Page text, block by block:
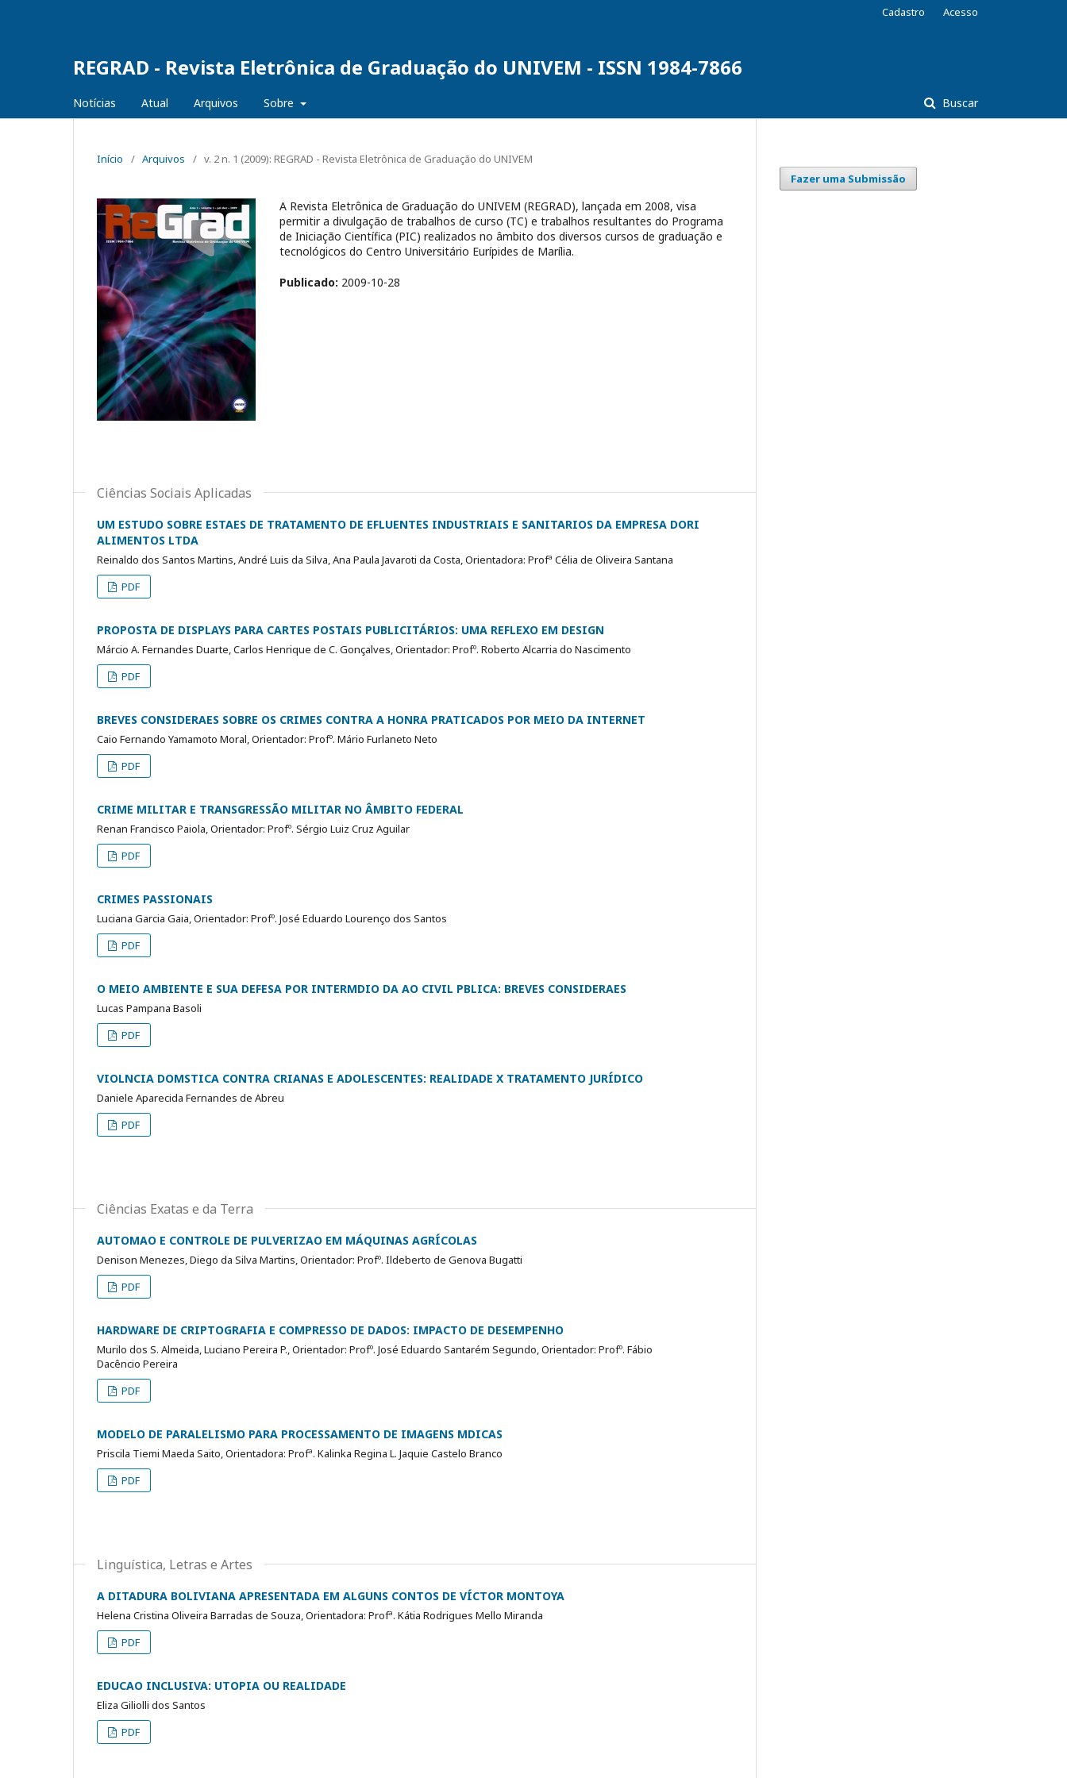
REGRAD - Revista Eletrônica de Graduação do UNIVEM - ISSN 1984-7866
Notícias Atual Arquivos Sobre Buscar
Cadastro Acesso
Início / Arquivos / v. 2 n. 1 (2009): REGRAD - Revista Eletrônica de Graduação do UNIVEM
A Revista Eletrônica de Graduação do UNIVEM (REGRAD), lançada em 2008, visa
permitir a divulgação de trabalhos de curso (TC) e trabalhos resultantes do Programa
de Iniciação Científica (PIC) realizados no âmbito dos diversos cursos de graduação e
tecnológicos do Centro Universitário Eurípides de Marília.
Publicado: 2009-10-28
Ciências Sociais Aplicadas
UM ESTUDO SOBRE ESTAES DE TRATAMENTO DE EFLUENTES INDUSTRIAIS E SANITARIOS DA EMPRESA DORI
ALIMENTOS LTDA
Reinaldo dos Santos Martins, André Luis da Silva, Ana Paula Javaroti da Costa, Orientadora: Profª Célia de Oliveira Santana
PDF
PROPOSTA DE DISPLAYS PARA CARTES POSTAIS PUBLICITÁRIOS: UMA REFLEXO EM DESIGN
Márcio A. Fernandes Duarte, Carlos Henrique de C. Gonçalves, Orientador: Profº. Roberto Alcarria do Nascimento
PDF
BREVES CONSIDERAES SOBRE OS CRIMES CONTRA A HONRA PRATICADOS POR MEIO DA INTERNET
Caio Fernando Yamamoto Moral, Orientador: Profº. Mário Furlaneto Neto
PDF
CRIME MILITAR E TRANSGRESSÃO MILITAR NO ÂMBITO FEDERAL
Renan Francisco Paiola, Orientador: Profº. Sérgio Luiz Cruz Aguilar
PDF
CRIMES PASSIONAIS
Luciana Garcia Gaia, Orientador: Profº. José Eduardo Lourenço dos Santos
PDF
O MEIO AMBIENTE E SUA DEFESA POR INTERMDIO DA AO CIVIL PBLICA: BREVES CONSIDERAES
Lucas Pampana Basoli
PDF
VIOLNCIA DOMSTICA CONTRA CRIANAS E ADOLESCENTES: REALIDADE X TRATAMENTO JURÍDICO
Daniele Aparecida Fernandes de Abreu
PDF
Ciências Exatas e da Terra
AUTOMAO E CONTROLE DE PULVERIZAO EM MÁQUINAS AGRÍCOLAS
Denison Menezes, Diego da Silva Martins, Orientador: Profº. Ildeberto de Genova Bugatti
PDF
HARDWARE DE CRIPTOGRAFIA E COMPRESSO DE DADOS: IMPACTO DE DESEMPENHO
Murilo dos S. Almeida, Luciano Pereira P., Orientador: Profº. José Eduardo Santarém Segundo, Orientador: Profº. Fábio
Dacêncio Pereira
PDF
MODELO DE PARALELISMO PARA PROCESSAMENTO DE IMAGENS MDICAS
Priscila Tiemi Maeda Saito, Orientadora: Profª. Kalinka Regina L. Jaquie Castelo Branco
PDF
Linguística, Letras e Artes
A DITADURA BOLIVIANA APRESENTADA EM ALGUNS CONTOS DE VÍCTOR MONTOYA
Helena Cristina Oliveira Barradas de Souza, Orientadora: Profª. Kátia Rodrigues Mello Miranda
PDF
EDUCAO INCLUSIVA: UTOPIA OU REALIDADE
Eliza Giliolli dos Santos
PDF
Fazer uma Submissão